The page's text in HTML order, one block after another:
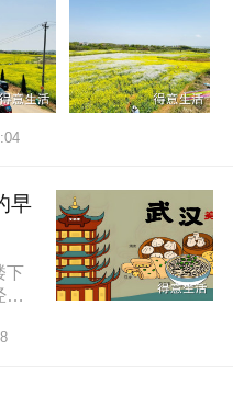
早
下
排